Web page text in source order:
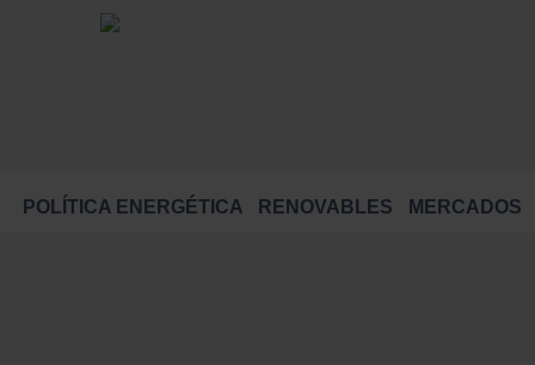
POLÍTICA ENERGÉTICA RENOVABLES MERCADOS